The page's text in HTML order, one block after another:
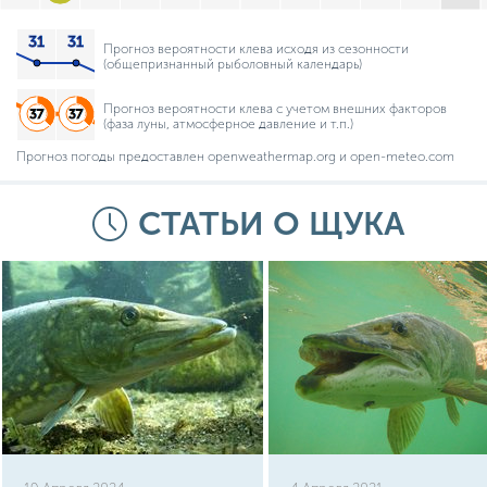
Прогноз вероятности клева исходя из сезонности
(общепризнанный рыболовный календарь)
Прогноз вероятности клева с учетом внешних факторов
(фаза луны, атмосферное давление и т.п.)
Прогноз погоды предоставлен openweathermap.org и open-meteo.com
СТАТЬИ О ЩУКА